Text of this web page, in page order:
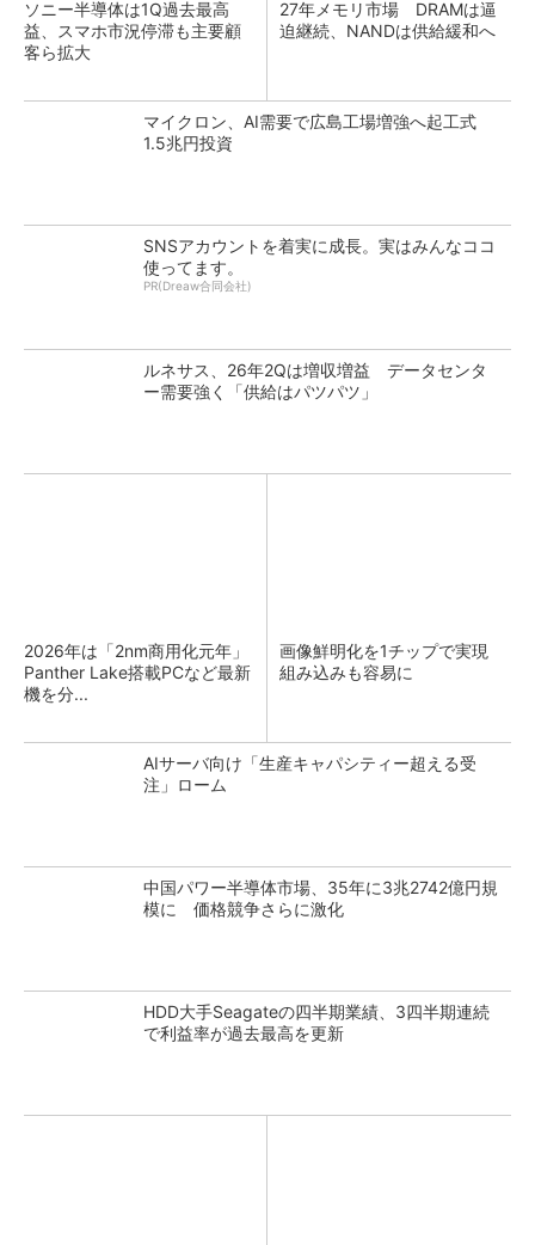
ソニー半導体は1Q過去最高
益、スマホ市況停滞も主要顧
客ら拡大
27年メモリ市場 DRAMは逼
迫継続、NANDは供給緩和へ
マイクロン、AI需要で広島工場増強へ起工式
1.5兆円投資
SNSアカウントを着実に成長。実はみんなココ
使ってます。
PR(Dreaw合同会社)
ルネサス、26年2Qは増収増益 データセンタ
ー需要強く「供給はパツパツ」
2026年は「2nm商用化元年」
Panther Lake搭載PCなど最新
機を分...
画像鮮明化を1チップで実現
組み込みも容易に
AIサーバ向け「生産キャパシティー超える受
注」ローム
中国パワー半導体市場、35年に3兆2742億円規
模に 価格競争さらに激化
HDD大手Seagateの四半期業績、3四半期連続
で利益率が過去最高を更新